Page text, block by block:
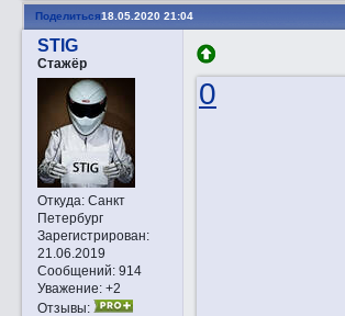
Поделиться18.05.2020 21:04
STIG
Стажёр
Откуда:Санкт
Петербург
Зарегистрирован:
21.06.2019
Сообщений:914
Уважение: +2
Отзывы:
0